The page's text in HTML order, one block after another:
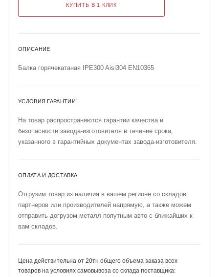
КУПИТЬ В 1 КЛИК
ОПИСАНИЕ
Балка горячекатаная IPE300 Aisi304 EN10365
УСЛОВИЯ ГАРАНТИИ
На товар распространяются гарантии качества и
безопасности завода-изготовителя в течение срока,
указанного в гарантийных документах завода-изготовителя.
ОПЛАТА И ДОСТАВКА
Отгрузим товар из наличия в вашем регионе со складов
партнеров или производителей напрямую, а также можем
отправить догрузом металл попутным авто с ближайших к
вам складов.
Цена действительна от 20тн общего объема заказа всех
товаров на условиях самовывоза со склада поставщика: